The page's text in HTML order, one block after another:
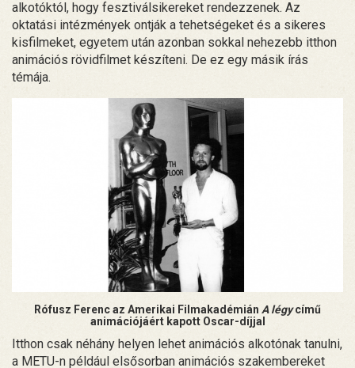
alkotóktól, hogy fesztiválsikereket rendezzenek. Az
oktatási intézmények ontják a tehetségeket és a sikeres
kisfilmeket, egyetem után azonban sokkal nehezebb itthon
animációs rövidfilmet készíteni. De ez egy másik írás
témája.
Rófusz Ferenc az Amerikai Filmakadémián A légycímű
animációjáért kapott Oscar-díjjal
Itthon csak néhány helyen lehet animációs alkotónak tanulni,
a METU-n például elsősorban animációs szakembereket